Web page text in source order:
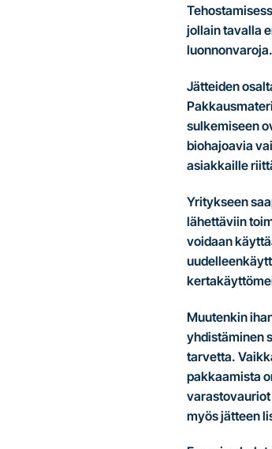
jollain tavalla
Jätteiden
sulkemiseen
biohajoavia
asiakkaille
Yritykseen
lähettäviin
voidaan
Muutenkin
yhdistäminen
tarvetta.
pakkaamista
myös jätteen